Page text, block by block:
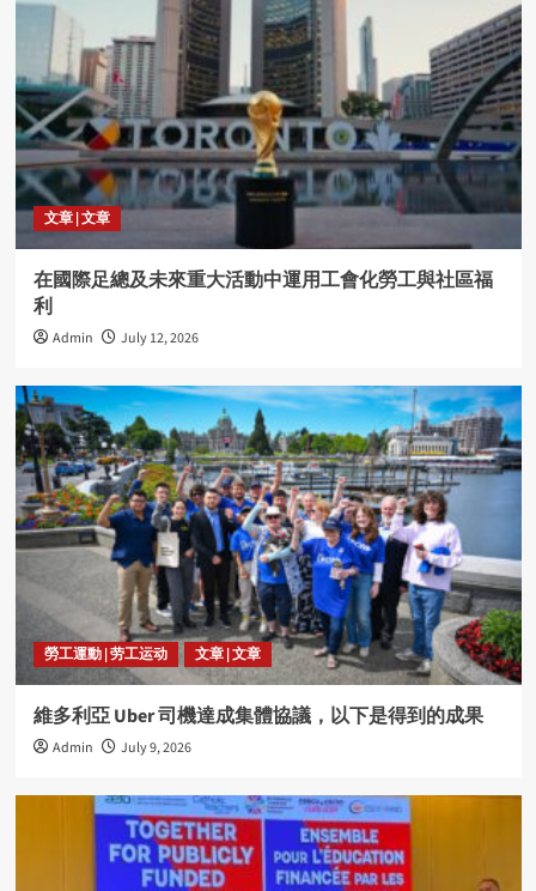
文章 | 文章
在國際足總及未來重大活動中運用工會化勞工與社區福
利
Admin July 12, 2026
勞工運動 | 劳工运动 文章 | 文章
維多利亞 Uber 司機達成集體協議，以下是得到的成果
Admin July 9, 2026